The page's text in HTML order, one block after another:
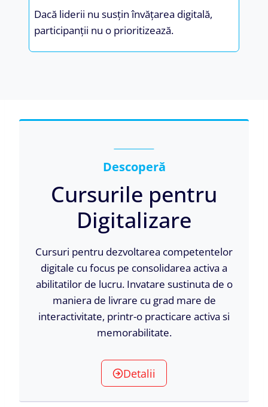
Dacă liderii nu susțin învățarea digitală,
participanții nu o prioritizează.
Descoperă
Cursurile pentru
Digitalizare
Cursuri pentru dezvoltarea competentelor
digitale cu focus pe consolidarea activa a
abilitatilor de lucru. Invatare sustinuta de o
maniera de livrare cu grad mare de
interactivitate, printr-o practicare activa si
memorabilitate.
Detalii